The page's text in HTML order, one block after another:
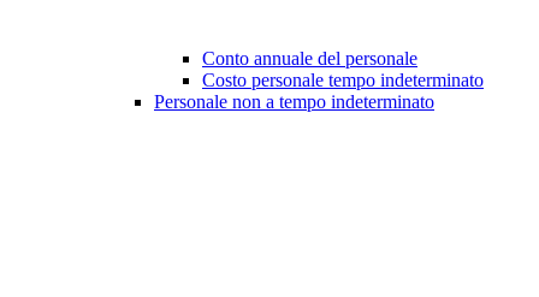
Conto annuale del personale
Costo personale tempo indeterminato
Personale non a tempo indeterminato